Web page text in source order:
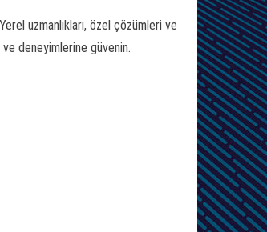
uzmanlıkları, özel çözümleri ve
deneyimlerine güvenin.